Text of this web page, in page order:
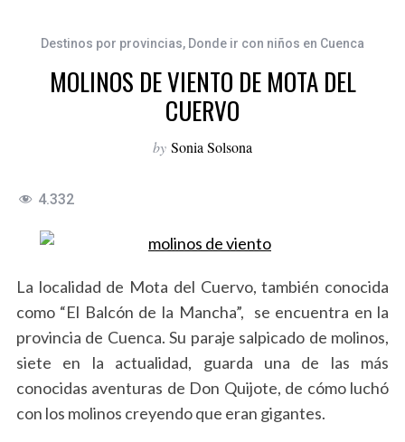
Destinos por provincias, Donde ir con niños en Cuenca
MOLINOS DE VIENTO DE MOTA DEL
CUERVO
by Sonia Solsona
4.332
La localidad de Mota del Cuervo, también conocida
como “El Balcón de la Mancha”, se encuentra en la
provincia de Cuenca. Su paraje salpicado de molinos,
siete en la actualidad, guarda una de las más
conocidas aventuras de Don Quijote, de cómo luchó
con los molinos creyendo que eran gigantes.